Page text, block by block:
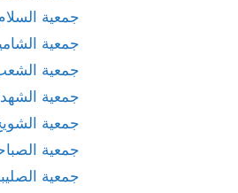
جمعية
جمعية
جمعية
جمعية
جمعية
جمعية
جمعية